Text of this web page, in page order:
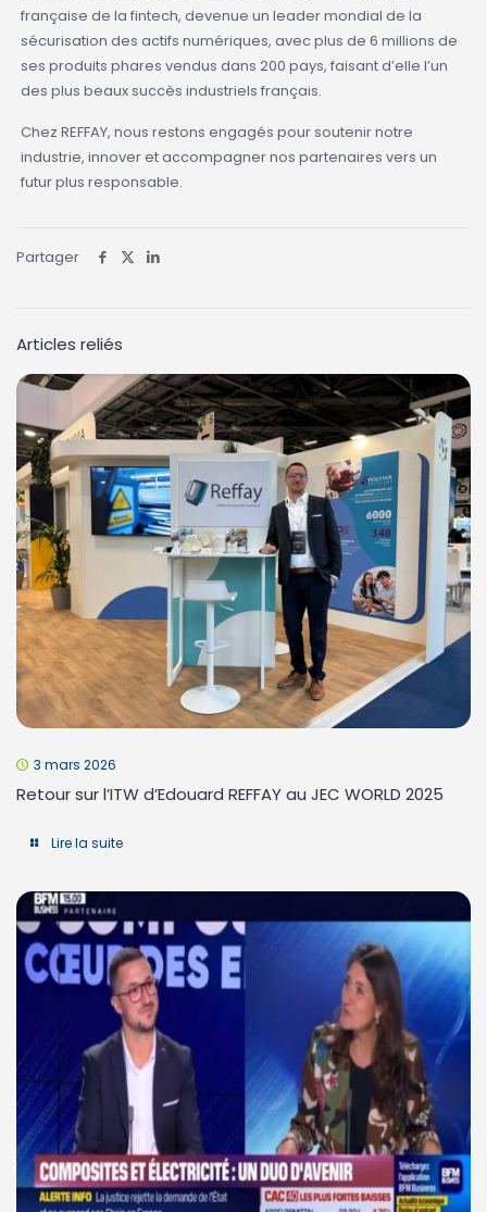
française de la fintech, devenue un leader mondial de la
sécurisation des actifs numériques, avec plus de 6 millions de
ses produits phares vendus dans 200 pays, faisant d’elle l’un
des plus beaux succès industriels français.
Chez REFFAY, nous restons engagés pour soutenir notre
industrie, innover et accompagner nos partenaires vers un
futur plus responsable.
Partager
Articles reliés
3 mars 2026
Retour sur l’ITW d’Edouard REFFAY au JEC WORLD 2025
Lire la suite